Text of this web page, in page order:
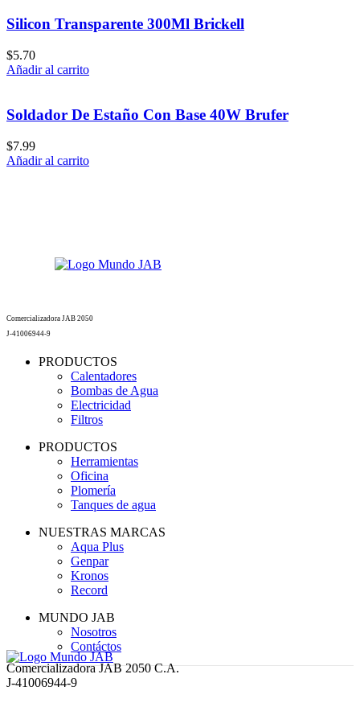
Silicon Transparente 300Ml Brickell
$5.70
Añadir al carrito
Soldador De Estaño Con Base 40W Brufer
$7.99
Añadir al carrito
Comercializadora JAB 2050
J-41006944-9
PRODUCTOS
Calentadores
Bombas de Agua
Electricidad
Filtros
PRODUCTOS
Herramientas
Oficina
Plomería
Tanques de agua
NUESTRAS MARCAS
Aqua Plus
Genpar
Kronos
Record
MUNDO JAB
Nosotros
Contáctos
Comercializadora JAB 2050 C.A.
J-41006944-9